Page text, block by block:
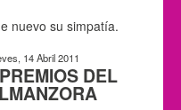
nuevo su simpatía.
14 Abril 2011
DEL